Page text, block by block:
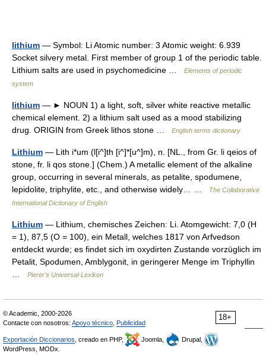
lithium — Symbol: Li Atomic number: 3 Atomic weight: 6.939
Socket silvery metal. First member of group 1 of the periodic table.
Lithium salts are used in psychomedicine …
Elements of periodic
system
lithium — ► NOUN 1) a light, soft, silver white reactive metallic
chemical element. 2) a lithium salt used as a mood stabilizing
drug. ORIGIN from Greek lithos stone …
English terms dictionary
Lithium — Lith i*um (l[i^]th [i^]*[u^]m), n. [NL., from Gr. li qeios of
stone, fr. li qos stone.] (Chem.) A metallic element of the alkaline
group, occurring in several minerals, as petalite, spodumene,
lepidolite, triphylite, etc., and otherwise widely… …
The Collaborative
International Dictionary of English
Lithium — Lithium, chemisches Zeichen: Li. Atomgewicht: 7,0 (H
= 1), 87,5 (O = 100), ein Metall, welches 1817 von Arfvedson
entdeckt wurde; es findet sich im oxydirten Zustande vorzüglich im
Petalit, Spodumen, Amblygonit, in geringerer Menge im Triphyllin
Pierer's Universal-Lexikon
18+
© Academic, 2000-2026
Contacte con nosotros: Apoyo técnico Publicidad
Exportación Diccionarios , creado en PHP, Joomla,
Drupal,
WordPress, MODx.